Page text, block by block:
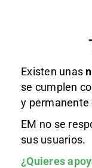
Existen unas
se cumplen
y permanente
EM no se
sus usuarios.
¿Quieres